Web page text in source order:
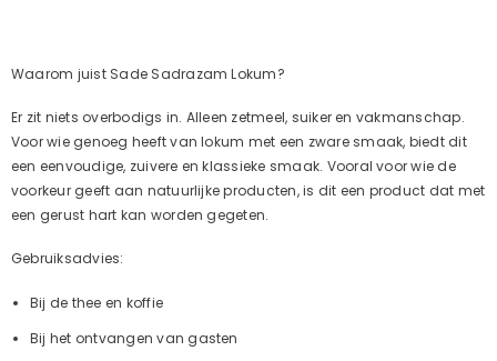
Waarom juist Sade Sadrazam Lokum?
Er zit niets overbodigs in. Alleen zetmeel, suiker en vakmanschap.
Voor wie genoeg heeft van lokum met een zware smaak, biedt dit
een eenvoudige, zuivere en klassieke smaak. Vooral voor wie de
voorkeur geeft aan natuurlijke producten, is dit een product dat met
een gerust hart kan worden gegeten.
Gebruiksadvies:
Bij de thee en koffie
Bij het ontvangen van gasten